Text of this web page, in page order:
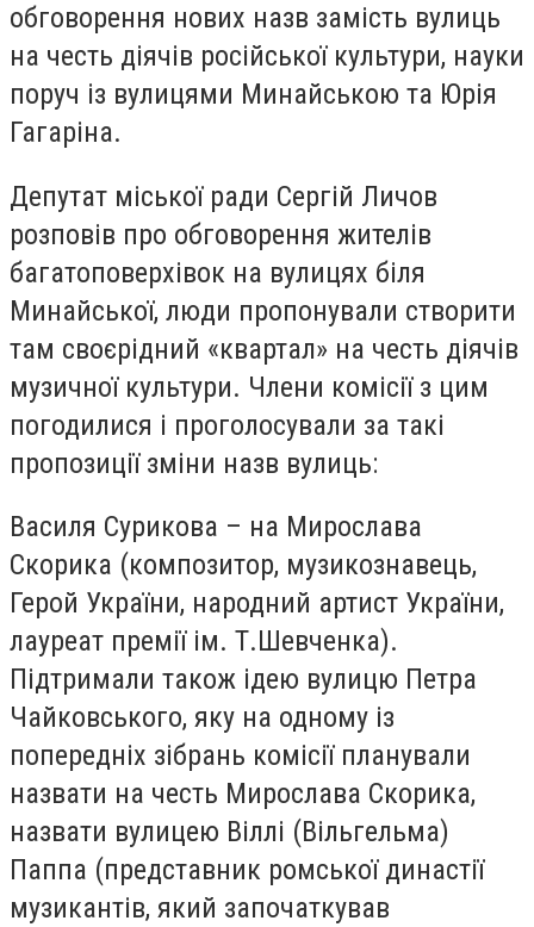
обговорення нових назв замість вулиць
на честь діячів російської культури, науки
поруч із вулицями Минайською та Юрія
Гагаріна.
Депутат міської ради Сергій Личов
розповів про обговорення жителів
багатоповерхівок на вулицях біля
Минайської, люди пропонували створити
там своєрідний «квартал» на честь діячів
музичної культури. Члени комісії з цим
погодилися і проголосували за такі
пропозиції зміни назв вулиць:
Василя Сурикова – на Мирослава
Скорика (композитор, музикознавець,
Герой України, народний артист України,
лауреат премії ім. Т.Шевченка).
Підтримали також ідею вулицю Петра
Чайковського, яку на одному із
попередніх зібрань комісії планували
назвати на честь Мирослава Скорика,
назвати вулицею Віллі (Вільгельма)
Паппа (представник ромської династії
музикантів, який започаткував